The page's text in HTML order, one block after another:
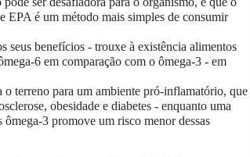
EPA é um método mais simples de consumir
seus benefícios - trouxe à existência alimentos
6 em comparação com o ômega-3 - em
o terreno para um ambiente pró-inflamatório, que
obesidade e diabetes - enquanto uma
3 promove um risco menor dessas